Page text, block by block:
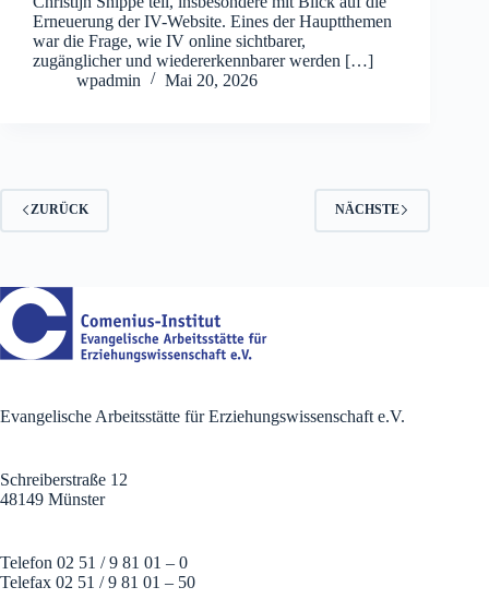
Erneuerung der IV-Website. Eines der Hauptthemen
war die Frage, wie IV online sichtbarer,
zugänglicher und wiedererkennbarer werden […]
wpadmin
Mai 20, 2026
ZURÜCK NÄCHSTE
Evangelische Arbeitsstätte für Erziehungswissenschaft e.V.
Schreiberstraße 12
48149 Münster
Telefon 02 51 / 9 81 01 – 0
Telefax 02 51 / 9 81 01 – 50